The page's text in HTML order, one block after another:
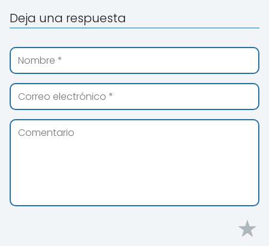
Deja una respuesta
★